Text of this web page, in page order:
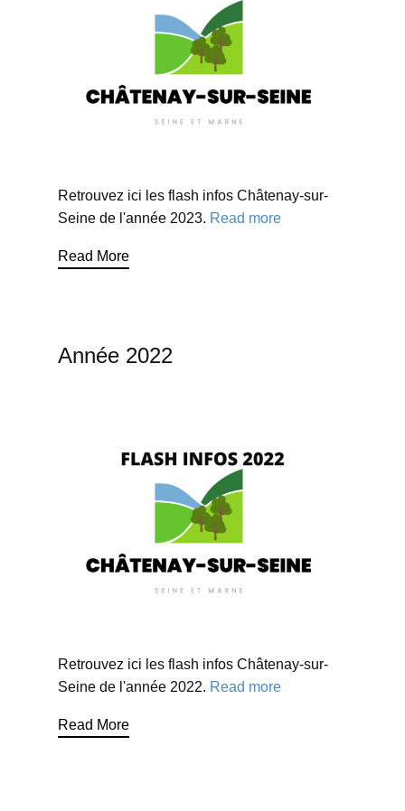
Retrouvez ici les flash infos Châtenay-sur-
Seine de l'année 2023. Read more
Read More
Année 2022
Retrouvez ici les flash infos Châtenay-sur-
Seine de l'année 2022. Read more
Read More